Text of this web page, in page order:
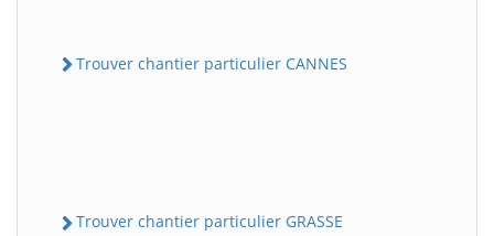
Trouver chantier particulier CANNES
Trouver chantier particulier GRASSE